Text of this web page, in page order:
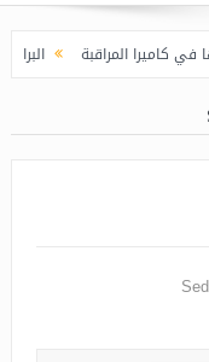
المراقبة البرامج